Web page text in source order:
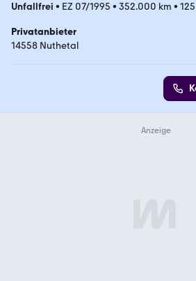
Unfallfrei • EZ 07/1995 • 352.000 km •
Privatanbieter
14558 Nuthetal